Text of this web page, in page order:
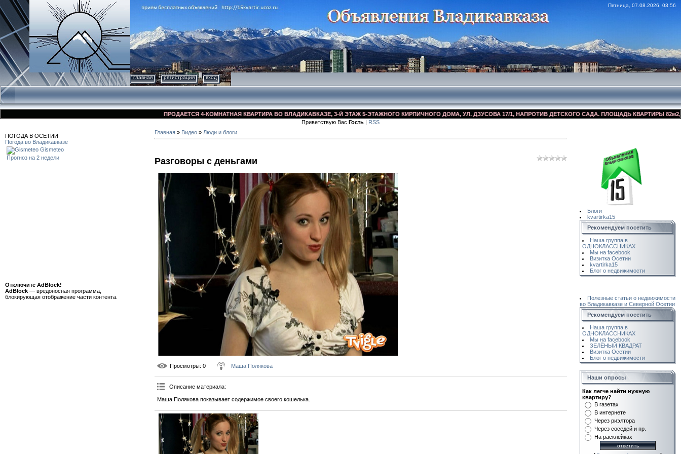
Пятница, 07.08.2026, 03:56
главная регистрация вход
ПРОДАЕТСЯ 4-КОМНАТНАЯ КВАРТИРА ВО ВЛАДИКАВКАЗЕ, 3-Й ЭТАЖ 5-ЭТАЖНОГО КИРПИЧНОГО ДОМА, УЛ. ДЗУСОВА 17/1, НАПРОТИВ ДЕТСКОГО САДА. ПЛОЩАДЬ КВАРТИРЫ 82м2,
Приветствую Вас Гость | RSS
ПОГОДА В ОСЕТИИ
Погода во Владикавказе
Gismeteo
Прогноз на 2 недели
Отключите AdBlock!
AdBlock — вредоносная программа,
блокирующая отображение части контента.
Главная » Видео » Люди и блоги
Разговоры с деньгами
Просмотры: 0 Маша Полякова
Описание материала:
Маша Полякова показывает содержимое своего кошелька.
Блоги
kvartirka15
Рекомендуем посетить
Наша группа в
ОДНОКЛАССНИКАХ
Мы на facebook
Визитка Осетии
kvartirka15
Блог о недвижимости
Полезные статьи о недвижимости
во Владикавказе и Северной Осетии
Рекомендуем посетить
Наша группа в
ОДНОКЛАССНИКАХ
Мы на facebook
ЗЕЛЁНЫЙ КВАДРАТ
Визитка Осетии
Блог о недвижимости
Наши опросы
Как легче найти нужную
квартиру?
В газетах
В интернете
Через риэлтора
Через соседей и пр.
На расклейках